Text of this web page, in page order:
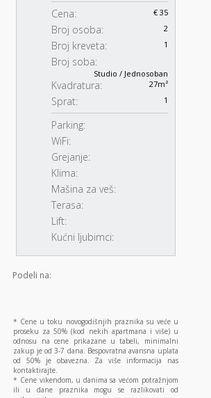
Cena: € 35
Broj osoba: 2
Broj kreveta: 1
Broj soba:
Studio / Jednosoban
Kvadratura: 27m²
Sprat: 1
Parking:
WiFi:
Grejanje:
Klima:
Mašina za veš:
Terasa:
Lift:
Kućni ljubimci:
Podeli na:
* Cene u toku novogodišnjih praznika su veće u
proseku za 50% (kod nekih apartmana i više) u
odnosu na cene prikazane u tabeli, minimalni
zakup je od 3-7 dana. Bespovratna avansna uplata
od 50% je obavezna. Za više informacija nas
kontaktirajte.
* Cene vikendom, u danima sa većom potražnjom
ili u dane praznika mogu se razlikovati od